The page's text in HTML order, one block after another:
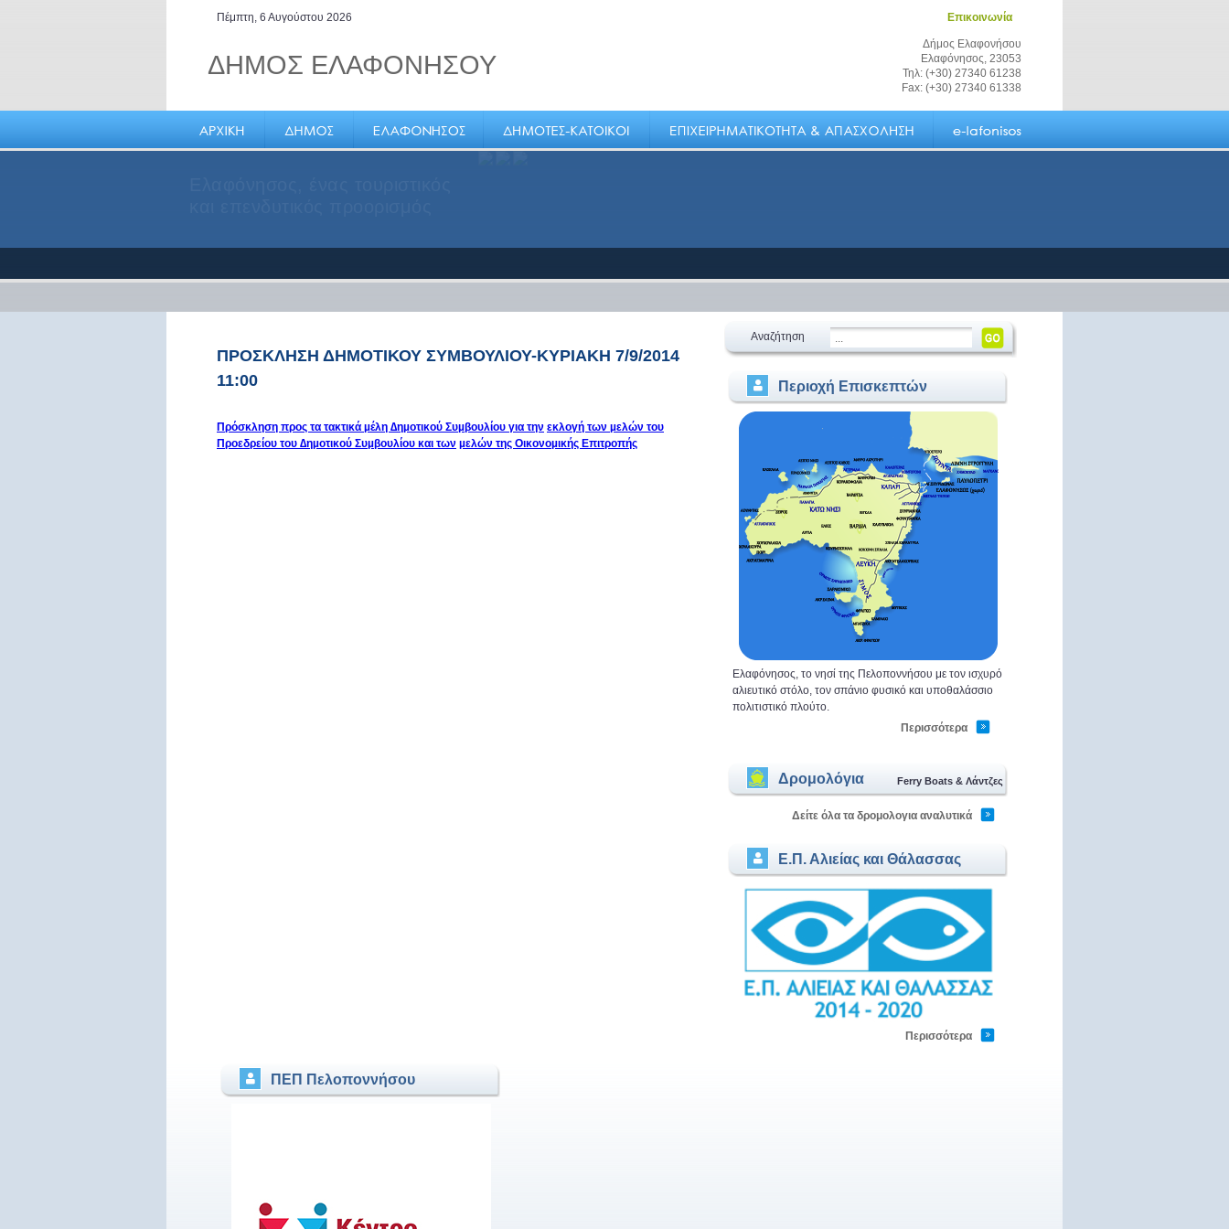
Πέμπτη, 6 Αυγούστου 2026 Επικοινωνία
ΔΗΜΟΣ ΕΛΑΦΟΝΗΣΟΥ
Δήμος Ελαφονήσου
Ελαφόνησος, 23053
Τηλ: (+30) 27340 61238
Fax: (+30) 27340 61338
ΠΡΟΣΚΛΗΣΗ ΔΗΜΟΤΙΚΟΥ ΣΥΜΒΟΥΛΙΟΥ-ΚΥΡΙΑΚΗ 7/9/2014
11:00
Πρόσκληση προς τα τακτικά µέλη ∆ηµοτικού Συµβουλίου για την εκλογή των µελών του
Προεδρείου του ∆ηµοτικού Συµβουλίου και των µελών της Οικονοµικής Επιτροπής
Αναζήτηση
Περιοχή Επισκεπτών
Ελαφόνησος, το νησί της Πελοποννήσου με τον ισχυρό
αλιευτικό στόλο, τον σπάνιο φυσικό και υποθαλάσσιο
πολιτιστικό πλούτο.
Περισσότερα
Δρομολόγια Ferry Boats & Λάντζες
Δείτε όλα τα δρομολογια αναλυτικά
Ε.Π. Αλιείας και Θάλασσας
Περισσότερα
ΠΕΠ Πελοποννήσου